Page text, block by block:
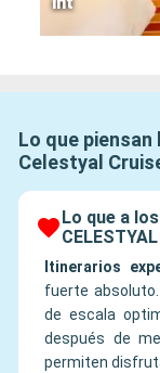
Lo que
Celestyal
Lo que a
Itinerarios
fuerte
de escala
después de
permiten